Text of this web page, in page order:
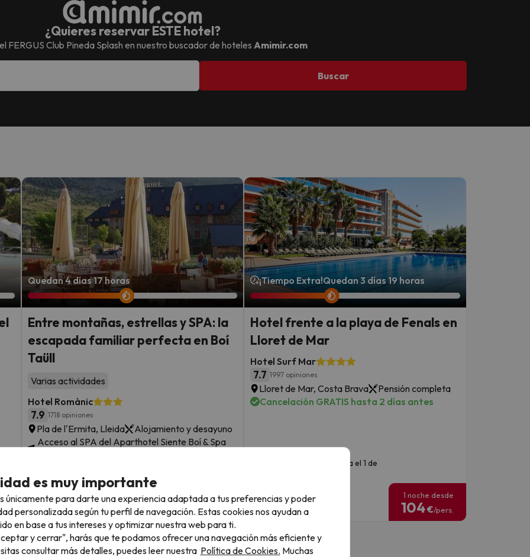
¿Quieres reservar ESTE hotel?
FERGUS Club Pineda Splash en nuestro buscador de hoteles Amimir.com
Buscar
Quedan 4 días 17 horas
Entre montañas, estrellas y SPA: la
escapada familiar perfecta en Boí
Taüll
Varias actividades
Hotel Romànic
7.9 1718 opiniones
Pla de l'Ermita, Lleida
Alojamiento y desayuno
Acceso al SPA del Aparthotel Siente Boí & Spa
Fechas para viajar: hasta el 13 de
septiembre de 2026.
2 noches desde
72€/pers.
¡Tiempo Extra!Quedan 3 días 19 horas
Hotel frente a la playa de Fenals en
Lloret de Mar
Hotel Surf Mar
7.7 1997 opiniones
Lloret de Mar, Costa Brava
Pensión completa
Cancelación GRATIS hasta 2 días antes
Fechas para viajar: hasta el 1 de
1 noche desde
104€/pers.
Ver todos los chollos
es muy importante
únicamente para darte una experiencia adaptada a tus preferencias y poder
personalizada según tu perfil de navegación. Estas cookies nos ayudan a
en base a tus intereses y optimizar nuestra web para ti.
y cerrar", harás que te podamos ofrecer una navegación más eficiente y
consultar más detalles, puedes leer nuestra Política de Cookies. Muchas